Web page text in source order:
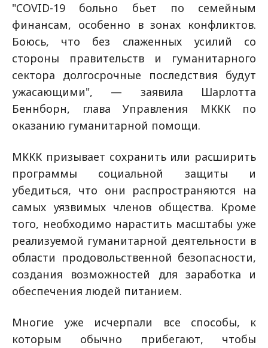
"COVID-19 больно бьет по семейным
финансам, особенно в зонах конфликтов.
Боюсь, что без слаженных усилий со
стороны правительств и гуманитарного
сектора долгосрочные последствия будут
ужасающими", — заявила Шарлотта
Беннборн, глава Управления МККК по
оказанию гуманитарной помощи.
МККК призывает сохранить или расширить
программы социальной защиты и
убедиться, что они распространяются на
самых уязвимых членов общества. Кроме
того, необходимо нарастить масштабы уже
реализуемой гуманитарной деятельности в
области продовольственной безопасности,
создания возможностей для заработка и
обеспечения людей питанием.
Многие уже исчерпали все способы, к
которым обычно прибегают, чтобы